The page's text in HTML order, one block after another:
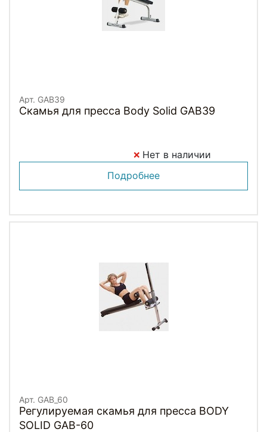
Арт. GAB39
Скамья для пресса Body Solid GAB39
Нет в наличии
Подробнее
Арт. GAB_60
Регулируемая скамья для пресса BODY
SOLID GAB-60